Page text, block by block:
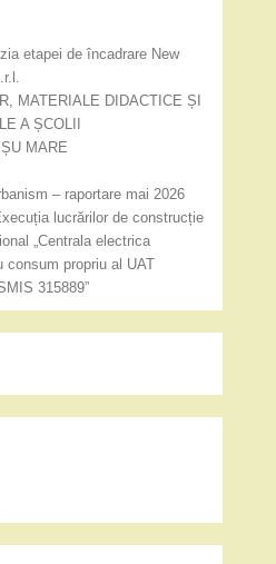
etapei de încadrare New
MATERIALE DIDACTICE ȘI
A ȘCOLII
MARE
– raportare mai 2026
lucrărilor de construcție
„Centrala electrica
consum propriu al UAT
315889”